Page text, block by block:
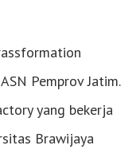
Pemprov Jatim.
yang bekerja
Brawijaya